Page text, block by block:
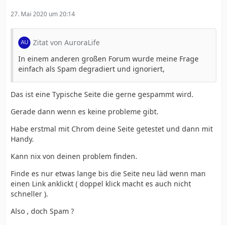
27. Mai 2020 um 20:14
Zitat von AuroraLife
In einem anderen großen Forum wurde meine Frage
einfach als Spam degradiert und ignoriert,
Das ist eine Typische Seite die gerne gespammt wird.
Gerade dann wenn es keine probleme gibt.
Habe erstmal mit Chrom deine Seite getestet und dann mit
Handy.
Kann nix von deinen problem finden.
Finde es nur etwas lange bis die Seite neu läd wenn man
einen Link anklickt ( doppel klick macht es auch nicht
schneller ).
Also , doch Spam ?